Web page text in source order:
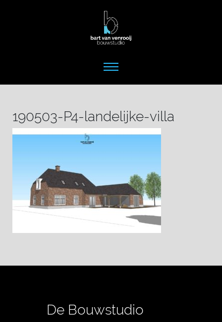
190503-P4-landelijke-villa
De Bouwstudio